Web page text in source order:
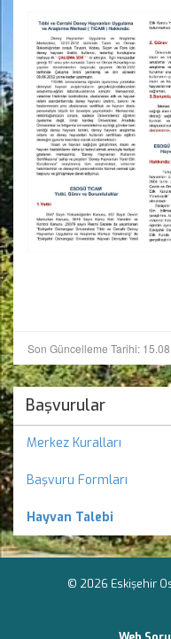
Son Güncelleme Tarihi:
Başvurular
Merkez Kuralları
Başvuru Formları
Hayvan Talebi
© 2026 Eskişehir